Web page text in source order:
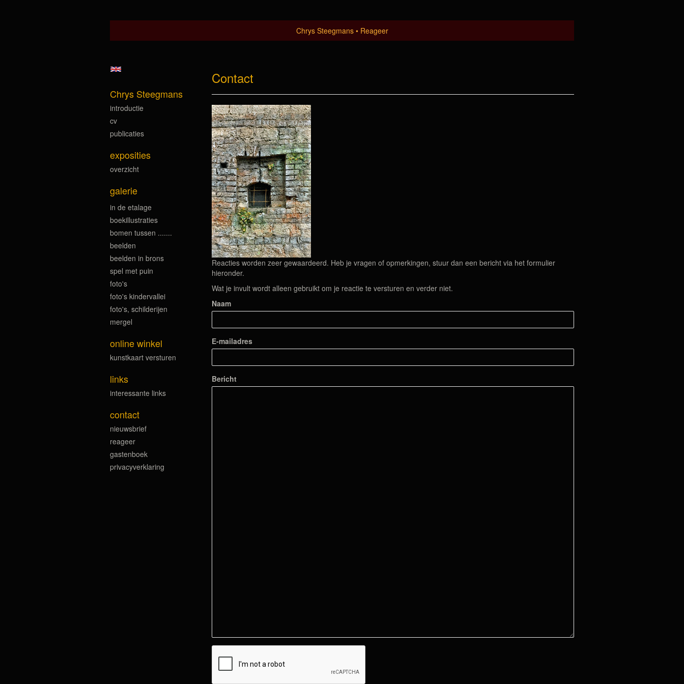
Chrys Steegmans Reageer
Contact
Reacties worden zeer gewaardeerd. Heb je vragen of opmerkingen, stuur dan een bericht via het formulier
hieronder.
Wat je invult wordt alleen gebruikt om je reactie te versturen en verder niet.
Naam
E-mailadres
Bericht
Chrys Steegmans
introductie
cv
publicaties
exposities
overzicht
galerie
in de etalage
boekillustraties
bomen tussen .......
beelden
beelden in brons
spel met puin
foto's
foto's kindervallei
foto's, schilderijen
mergel
online winkel
kunstkaart versturen
links
interessante links
contact
nieuwsbrief
reageer
gastenboek
privacyverklaring